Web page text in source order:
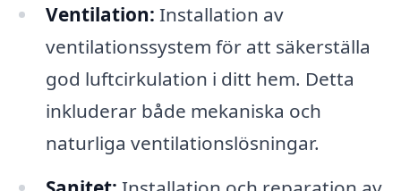
Ventilation: Installation av
ventilationssystem för att säkerställa
god luftcirkulation i ditt hem. Detta
inkluderar både mekaniska och
naturliga ventilationslösningar.